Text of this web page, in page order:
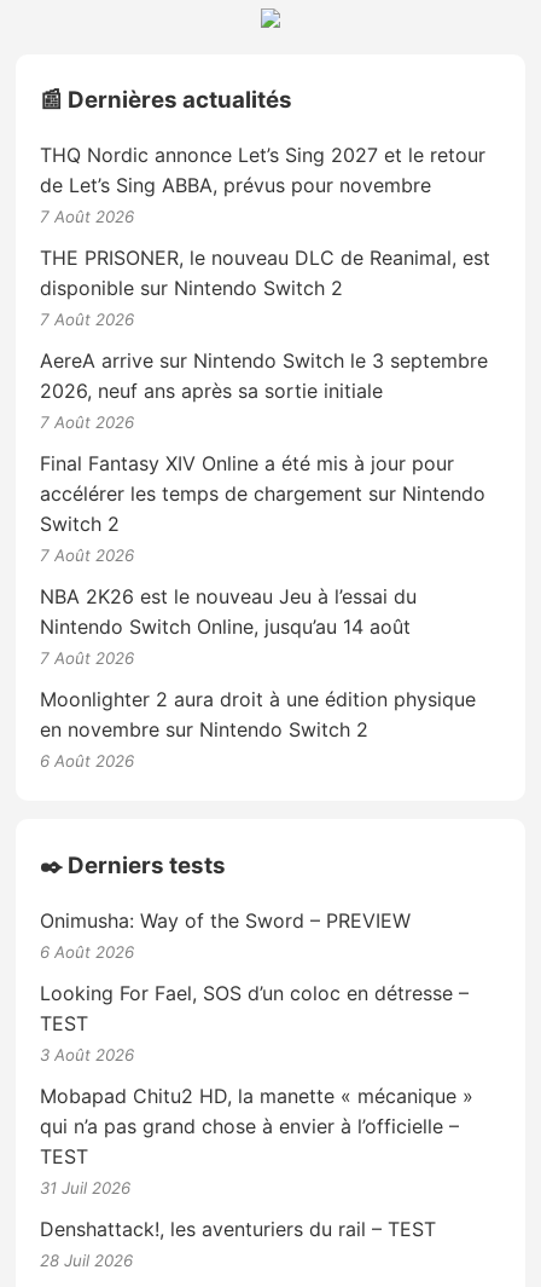
📰 Dernières actualités
THQ Nordic annonce Let’s Sing 2027 et le retour
de Let’s Sing ABBA, prévus pour novembre
7 Août 2026
THE PRISONER, le nouveau DLC de Reanimal, est
disponible sur Nintendo Switch 2
7 Août 2026
AereA arrive sur Nintendo Switch le 3 septembre
2026, neuf ans après sa sortie initiale
7 Août 2026
Final Fantasy XIV Online a été mis à jour pour
accélérer les temps de chargement sur Nintendo
Switch 2
7 Août 2026
NBA 2K26 est le nouveau Jeu à l’essai du
Nintendo Switch Online, jusqu’au 14 août
7 Août 2026
Moonlighter 2 aura droit à une édition physique
en novembre sur Nintendo Switch 2
6 Août 2026
✒️ Derniers tests
Onimusha: Way of the Sword – PREVIEW
6 Août 2026
Looking For Fael, SOS d’un coloc en détresse –
TEST
3 Août 2026
Mobapad Chitu2 HD, la manette « mécanique »
qui n’a pas grand chose à envier à l’officielle –
TEST
31 Juil 2026
Denshattack!, les aventuriers du rail – TEST
28 Juil 2026